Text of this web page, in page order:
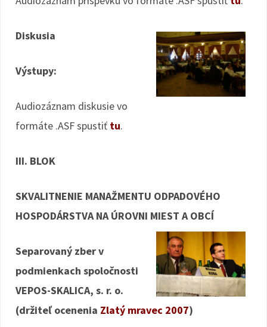
Diskusia
Výstupy:
Audiozáznam diskusie vo
formáte .ASF spustiť tu.
III. BLOK
SKVALITNENIE MANAŽMENTU ODPADOVÉHO
HOSPODÁRSTVA NA ÚROVNI MIEST A OBCÍ
Separovaný zber v
podmienkach spoločnosti
VEPOS-SKALICA, s. r. o.
(držiteľ ocenenia Zlatý mravec 2007)